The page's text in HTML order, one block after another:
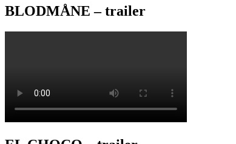
BLODMÅNE – trailer